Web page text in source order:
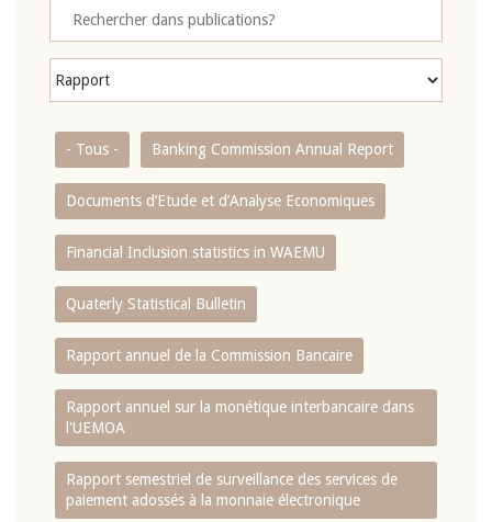
- Tous - Banking Commission Annual Report
Documents d’Etude et d’Analyse Economiques
Financial Inclusion statistics in WAEMU
Quaterly Statistical Bulletin
Rapport annuel de la Commission Bancaire
Rapport annuel sur la monétique interbancaire dans
l'UEMOA
Rapport semestriel de surveillance des services de
paiement adossés à la monnaie électronique